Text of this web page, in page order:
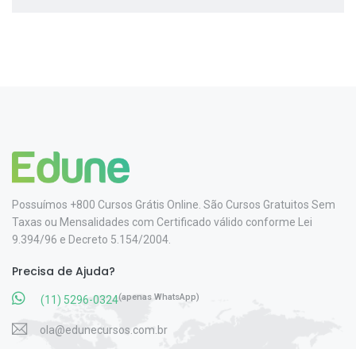
Possuímos +800 Cursos Grátis Online. São Cursos Gratuitos Sem
Taxas ou Mensalidades com Certificado válido conforme Lei
9.394/96 e Decreto 5.154/2004.
Precisa de Ajuda?
(11) 5296-0324(apenas WhatsApp)
ola@edunecursos.com.br